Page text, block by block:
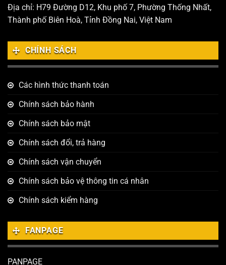
Địa chỉ: H79 Đường D12, Khu phố 7, Phường Thống Nhất,
Thành phố Biên Hoà, Tỉnh Đồng Nai, Việt Nam
CHÍNH SÁCH
Các hình thức thanh toán
Chính sách bảo hành
Chính sách bảo mật
Chính sách đổi, trả hàng
Chính sách vận chuyển
Chính sách bảo vệ thông tin cá nhân
Chính sách kiểm hàng
FANPAGE
PANPAGE